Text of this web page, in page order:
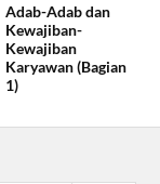
Adab-Adab dan
Kewajiban-
Kewajiban
Karyawan (Bagian
1)